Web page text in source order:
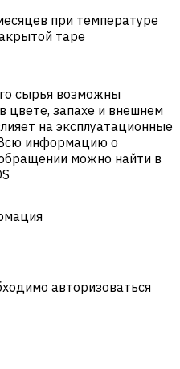
при температуре
таре
сырья возможны
цвете, запахе и внешнем
на эксплуатационные
информацию о
можно найти в
авторизоваться